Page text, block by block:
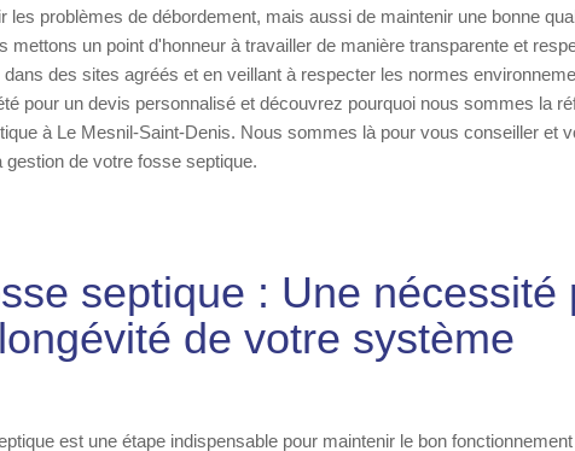
les problèmes de débordement, mais aussi de maintenir une bonne
mettons un point d'honneur à travailler de manière transparente et
des sites agréés et en veillant à respecter les normes
pour un devis personnalisé et découvrez pourquoi nous sommes la
à Le Mesnil-Saint-Denis. Nous sommes là pour vous conseiller et
de votre fosse septique.
septique : Une nécessité
longévité de votre système
est une étape indispensable pour maintenir le bon